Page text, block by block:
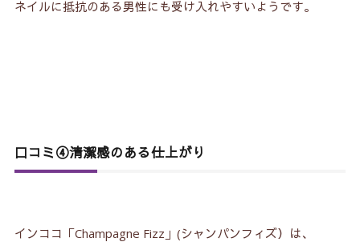
ネイルに抵抗のある男性にも受け入れやすいようです。
口コミ④清潔感のある仕上がり
インココ「Champagne Fizz」(シャンパンフィズ）は、